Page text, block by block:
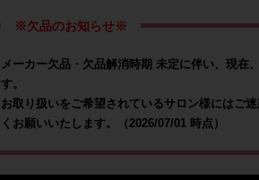
※欠品のお知らせ※
メーカー欠品・欠品解消時期 未定に伴い、現在
す。
お取り扱いをご希望されているサロン様にはご
くお願いいたします。（2026/07/01 時点）